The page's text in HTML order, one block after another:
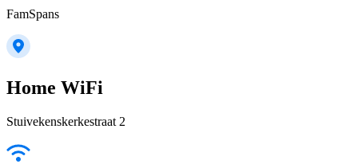
FamSpans
Home WiFi
Stuivekenskerkestraat 2